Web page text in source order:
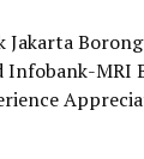
Jakarta
Infobank-MRI